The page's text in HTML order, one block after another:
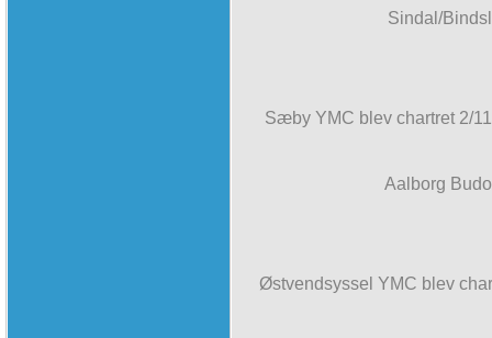
Sindal/
Sæby YMC blev chartret 2/
Aalborg
Østvendsyssel YMC blev